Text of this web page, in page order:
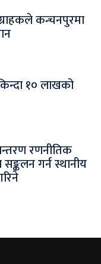
कन्चनपुरमा
१० लाखको
रणनीतिक
गर्न स्थानीय